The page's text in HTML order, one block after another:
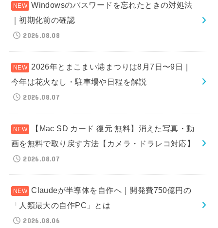
Windowsのパスワードを忘れたときの対処法
｜初期化前の確認
2026.08.08
2026年とまこまい港まつりは8月7日〜9日｜
今年は花火なし・駐車場や日程を解説
2026.08.07
【Mac SD カード 復元 無料】消えた写真・動
画を無料で取り戻す方法【カメラ・ドラレコ対応】
2026.08.07
Claudeが半導体を自作へ｜開発費750億円の
「人類最大の自作PC」とは
2026.08.06